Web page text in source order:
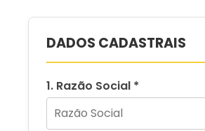
DADOS CADASTRAIS
1. Razão Social *